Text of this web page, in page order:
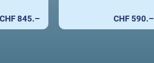
CHF 845.– CHF 590.–